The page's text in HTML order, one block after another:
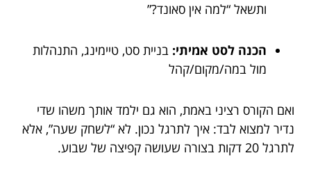
ותשאל “למה אין סאונד?”
הכנה לסט אמיתי: בניית סט, טיימינג, התנהלות
מול במה/מקום/קהל
ואם הקורס רציני באמת, הוא גם ילמד אותך משהו שדי
נדיר למצוא לבד: איך לתרגל נכון. לא “לשחק שעה”, אלא
לתרגל 20 דקות בצורה שעושה קפיצה של שבוע.